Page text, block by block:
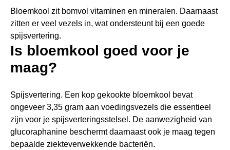
Bloemkool zit bomvol vitaminen en mineralen. Daarnaast
zitten er veel vezels in, wat ondersteunt bij een goede
spijsvertering.
Is bloemkool goed voor je
maag?
Spijsvertering. Een kop gekookte bloemkool bevat
ongeveer 3,35 gram aan voedingsvezels die essentieel
zijn voor je spijsverteringsstelsel. De aanwezigheid van
glucoraphanine beschermt daarnaast ook je maag tegen
bepaalde ziekteverwekkende bacteriën.